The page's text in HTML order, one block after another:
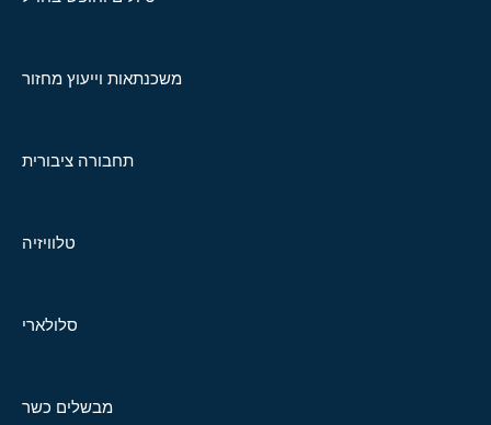
משכנתאות וייעוץ מחזור
תחבורה ציבורית
טלוויזיה
סלולארי
מבשלים כשר